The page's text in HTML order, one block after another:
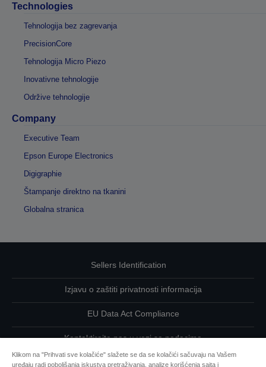
Technologies
Tehnologija bez zagrevanja
PrecisionCore
Tehnologija Micro Piezo
Inovativne tehnologije
Održive tehnologije
Company
Executive Team
Epson Europe Electronics
Digigraphie
Štampanje direktno na tkanini
Globalna stranica
Sellers Identification
Izjavu o zaštiti privatnosti informacija
EU Data Act Compliance
Kontaktirajte nas u vezi sa podacima
Informacije o kolačićima
Klikom na "Prihvati sve kolačiće" slažete se da se kolačići sačuvaju na Vašem
uređaju radi poboljšanja iskustva pretraživanja, analize korišćenja sajta i